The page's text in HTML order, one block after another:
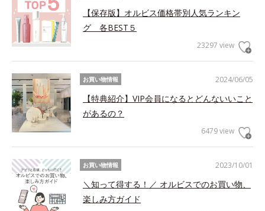
【保存版】オルビス価格帯別人気ランキン
グ 各BEST５
23297 view
2024/06/05
お買い物情報
【特典紹介】VIP会員になるとどんないいこと
があるの？
6479 view
2023/10/01
お買い物情報
＼知って得する！／ オルビスでのお買い物、
楽しみ方ガイド